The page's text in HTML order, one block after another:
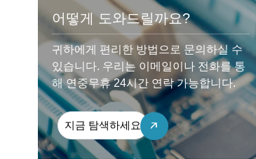
어떻게 도와드릴까요?
귀하에게 편리한 방법으로 문의하실 수
있습니다. 우리는 이메일이나 전화를 통
해 연중무휴 24시간 연락 가능합니다.
지금 탐색하세요